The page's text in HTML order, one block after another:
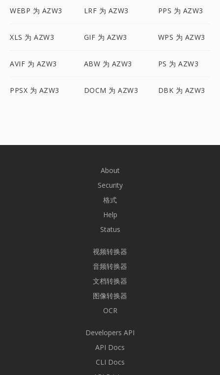
WEBP 为 AZW3 LRF 为 AZW3 PPS 为 AZW3
XLS 为 AZW3 GIF 为 AZW3 WPS 为 AZW3
AVIF 为 AZW3 ABW 为 AZW3 PS 为 AZW3
PPSX 为 AZW3 DOCM 为 AZW3 DBK 为 AZW3
About
Security
格式
Help
Status
视频转换器
音频转换器
文档转换器
图像转换器
OCR
Developers API
API Docs
CLI Docs